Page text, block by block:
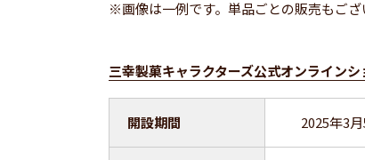
※画像は一例です。単品ごとの販売もござ
三幸製菓キャラクターズ公式オンラインシ
開設期間 2025年3